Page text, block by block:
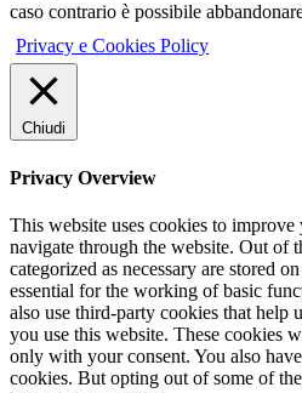
caso contrario è possibile
Privacy e Cookies Policy
Chiudi
Privacy Overview
This website uses cookies to
navigate through the website. Out of
categorized as necessary are stored
essential for the working of basic
also use third-party cookies that help
you use this website. These cookies
only with your consent. You also
cookies. But opting out of some of